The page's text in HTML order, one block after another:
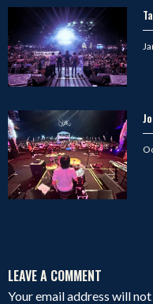
LEAVE A COMMENT
Your email address will